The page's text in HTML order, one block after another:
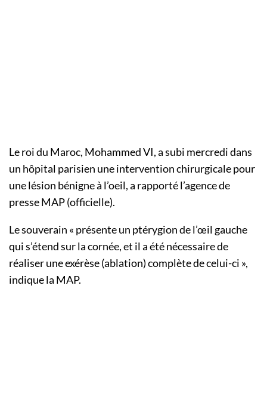
Le roi du Maroc, Mohammed VI, a subi mercredi dans
un hôpital parisien une intervention chirurgicale pour
une lésion bénigne à l’oeil, a rapporté l’agence de
presse MAP (officielle).
Le souverain « présente un ptérygion de l’œil gauche
qui s’étend sur la cornée, et il a été nécessaire de
réaliser une exérèse (ablation) complète de celui-ci »,
indique la MAP.